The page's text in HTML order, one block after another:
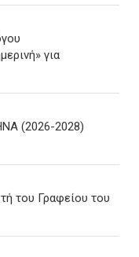
για
(2026-2028)
του Γραφείου του